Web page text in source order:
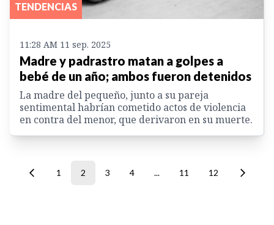
TENDENCIAS
11:28 AM 11 sep. 2025
Madre y padrastro matan a golpes a
bebé de un año; ambos fueron detenidos
La madre del pequeño, junto a su pareja
sentimental habrían cometido actos de violencia
en contra del menor, que derivaron en su muerte.
1 2 3 4 ... 11 12